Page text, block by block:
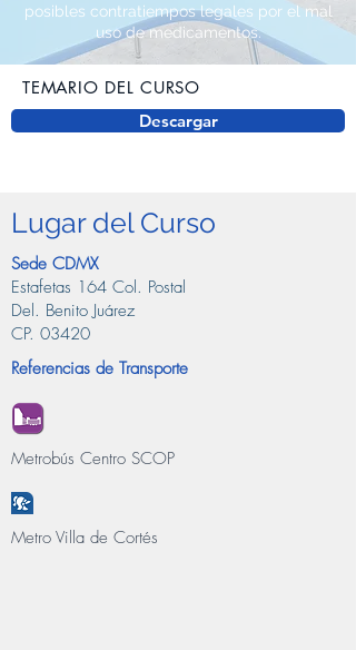
posibles contratiempos legales por el mal
uso de medicamentos.
TEMARIO DEL CURSO
Descargar
Lugar del Curso
Sede CDMX
Estafetas 164 Col. Postal
Del. Benito Juárez
CP. 03420
Referencias de Transporte
Metrobús Centro SCOP
Metro Villa de Cortés